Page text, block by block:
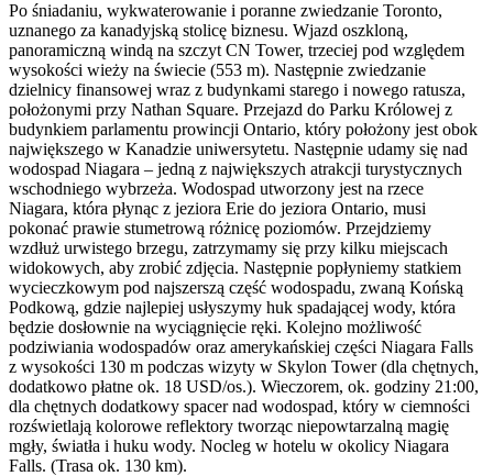
Po śniadaniu, wykwaterowanie i poranne zwiedzanie Toronto,
uznanego za kanadyjską stolicę biznesu. Wjazd oszkloną,
panoramiczną windą na szczyt CN Tower, trzeciej pod względem
wysokości wieży na świecie (553 m). Następnie zwiedzanie
dzielnicy finansowej wraz z budynkami starego i nowego ratusza,
położonymi przy Nathan Square. Przejazd do Parku Królowej z
budynkiem parlamentu prowincji Ontario, który położony jest obok
największego w Kanadzie uniwersytetu. Następnie udamy się nad
wodospad Niagara – jedną z największych atrakcji turystycznych
wschodniego wybrzeża. Wodospad utworzony jest na rzece
Niagara, która płynąc z jeziora Erie do jeziora Ontario, musi
pokonać prawie stumetrową różnicę poziomów. Przejdziemy
wzdłuż urwistego brzegu, zatrzymamy się przy kilku miejscach
widokowych, aby zrobić zdjęcia. Następnie popłyniemy statkiem
wycieczkowym pod najszerszą część wodospadu, zwaną Końską
Podkową, gdzie najlepiej usłyszymy huk spadającej wody, która
będzie dosłownie na wyciągnięcie ręki. Kolejno możliwość
podziwiania wodospadów oraz amerykańskiej części Niagara Falls
z wysokości 130 m podczas wizyty w Skylon Tower (dla chętnych,
dodatkowo płatne ok. 18 USD/os.). Wieczorem, ok. godziny 21:00,
dla chętnych dodatkowy spacer nad wodospad, który w ciemności
rozświetlają kolorowe reflektory tworząc niepowtarzalną magię
mgły, światła i huku wody. Nocleg w hotelu w okolicy Niagara
Falls. (Trasa ok. 130 km).